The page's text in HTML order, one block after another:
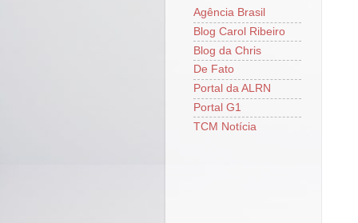
Agência Brasil
Blog Carol Ribeiro
Blog da Chris
De Fato
Portal da ALRN
Portal G1
TCM Notícia